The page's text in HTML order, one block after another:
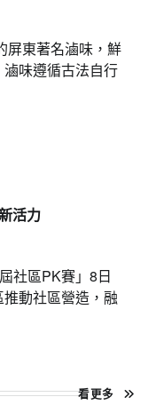
屏東著名滷味，鮮
味遵循古法自行
活力
社區PK賽」8日
動社區營造，融
看更多